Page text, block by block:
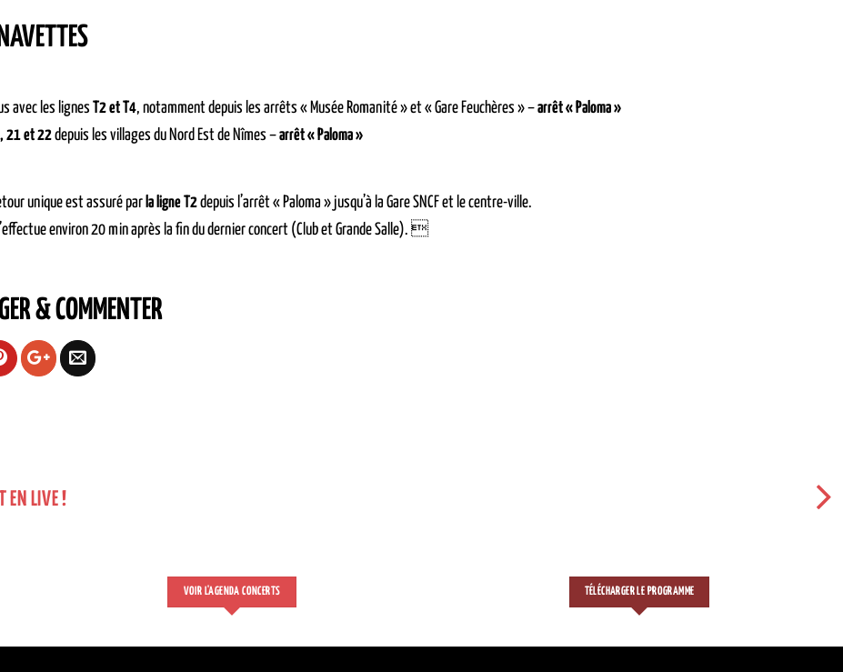
avec les lignes T2 et T4, notamment depuis les arrêts « Musée Romanité » et « Gare Feuchères » –arrêt « Paloma »
21 et 22depuis les villages du Nord Est de Nîmes –arrêt « Paloma »
unique est assuré par la ligne T2depuis l’arrêt « Paloma » jusqu’à la Gare SNCF et le centre-ville.
environ 20 min après la fin du dernier concert (Club et Grande Salle). 
& COMMENTER
EN LIVE !
VOIR L'AGENDA CONCERTS TÉLÉCHARGER LE PROGRAMME